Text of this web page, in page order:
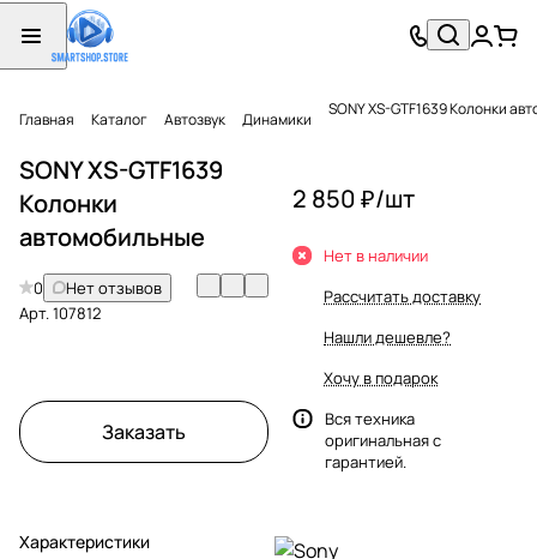
Главная Каталог Автозвук Динамики SONY XS-GTF1639 Колонки
SONY XS-GTF1639
Колонки
автомобильные
0
Нет отзывов
Арт.107812
Заказать
Характеристики
2 850 ₽/шт
Нет в наличии
Рассчитать доставку
Нашли дешевле?
Хочу в подарок
Вся техника
оригинальная с
гарантией.